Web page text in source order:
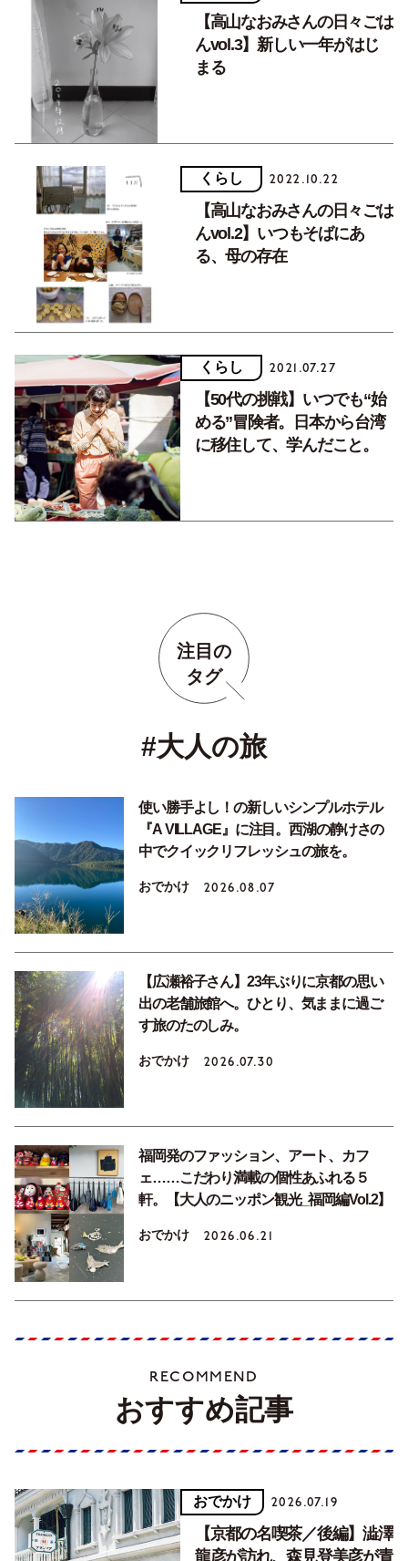
【高山なおみさんの日々ごは
んvol.3】新しい一年がはじ
まる
くらし 2022.10.22
【高山なおみさんの日々ごは
んvol.2】いつもそばにあ
る、母の存在
くらし 2021.07.27
【50代の挑戦】いつでも“始
める”冒険者。日本から台湾
に移住して、学んだこと。
注目の
タグ
#大人の旅
使い勝手よし！の新しいシンプルホテル
『A VILLAGE』に注目。西湖の静けさの
中でクイックリフレッシュの旅を。
おでかけ 2026.08.07
【広瀬裕子さん】23年ぶりに京都の思い
出の老舗旅館へ。ひとり、気ままに過ご
す旅のたのしみ。
おでかけ 2026.07.30
福岡発のファッション、アート、カフ
ェ……こだわり満載の個性あふれる５
軒。【大人のニッポン観光_福岡編Vol.2】
おでかけ 2026.06.21
RECOMMEND
おすすめ記事
おでかけ 2026.07.19
【京都の名喫茶／後編】澁澤
龍彦が訪れ、森見登美彦が青